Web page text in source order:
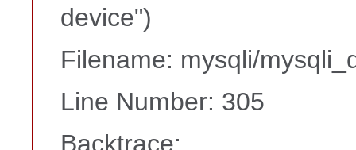
device")
Filename: mysqli/
Line Number: 305
Backtrace: